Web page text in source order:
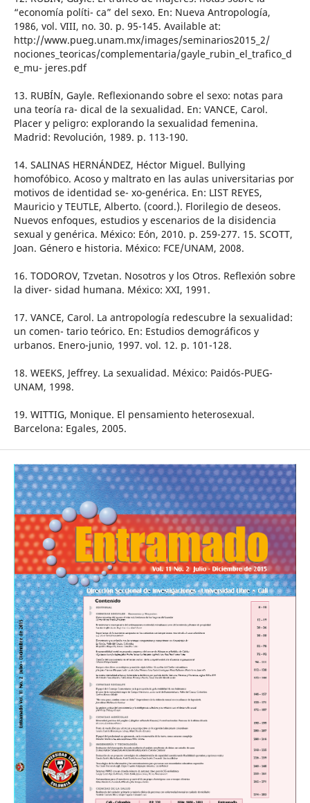
“economía políti- ca” del sexo. En: Nueva Antropología,
1986, vol. VIII, no. 30. p. 95-145. Available at:
http://www.pueg.unam.mx/images/seminarios2015_2/
nociones_teoricas/complementaria/gayle_rubin_el_trafico_d
e_mu- jeres.pdf
13. RUBÍN, Gayle. Reflexionando sobre el sexo: notas para
una teoría ra- dical de la sexualidad. En: VANCE, Carol.
Placer y peligro: explorando la sexualidad femenina.
Madrid: Revolución, 1989. p. 113-190.
14. SALINAS HERNÁNDEZ, Héctor Miguel. Bullying
homofóbico. Acoso y maltrato en las aulas universitarias por
motivos de identidad se- xo-genérica. En: LIST REYES,
Mauricio y TEUTLE, Alberto. (coord.). Florilegio de deseos.
Nuevos enfoques, estudios y escenarios de la disidencia
sexual y genérica. México: Eón, 2010. p. 259-277. 15. SCOTT,
Joan. Género e historia. México: FCE/UNAM, 2008.
16. TODOROV, Tzvetan. Nosotros y los Otros. Reflexión sobre
la diver- sidad humana. México: XXI, 1991.
17. VANCE, Carol. La antropología redescubre la sexualidad:
un comen- tario teórico. En: Estudios demográficos y
urbanos. Enero-junio, 1997. vol. 12. p. 101-128.
18. WEEKS, Jeffrey. La sexualidad. México: Paidós-PUEG-
UNAM, 1998.
19. WITTIG, Monique. El pensamiento heterosexual.
Barcelona: Egales, 2005.